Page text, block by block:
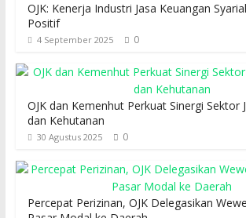
OJK: Kenerja Industri Jasa Keuangan
Positif
4 September 2025 0
OJK dan Kemenhut Perkuat Sinergi Sektor
dan Kehutanan
30 Agustus 2025 0
Percepat Perizinan, OJK Delegasikan